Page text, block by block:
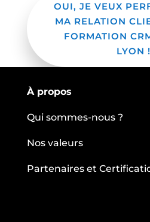
OUI, JE VEUX
MA RELATION
FORMATION
LYON !
À propos
Qui sommes-nous ?
Nos valeurs
Partenaires et